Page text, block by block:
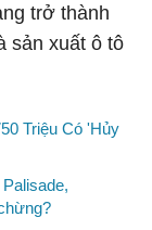
trở thành
sản xuất ô tô
Triệu Có 'Hủy